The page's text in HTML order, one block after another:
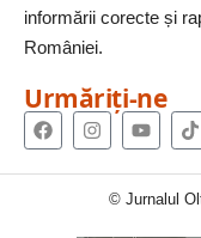
informării corecte și
României.
Urmăriți-ne
© Jurnalul